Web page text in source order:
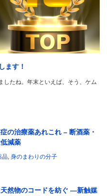
ます！
したね。年末といえば、そう、ケム
の治療薬あれこれ – 断酒薬・
減薬
品, 身のまわりの分子
然物のコードを紡ぐ ―新触媒